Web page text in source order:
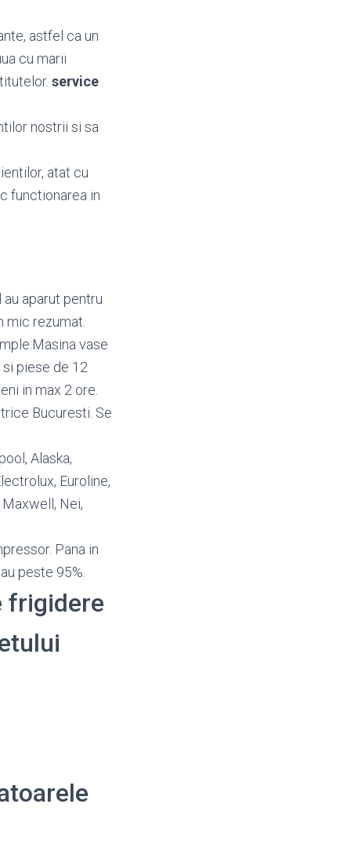
astfel ca un
cu marii
service
nostrii si sa
atat cu
functionarea in
aparut pentru
mic rezumat.
vase
piese de 12
in max 2 ore.
Bucuresti. Se
Alaska,
Euroline,
Maxwell, Nei,
Pana in
peste 95%.
frigidere